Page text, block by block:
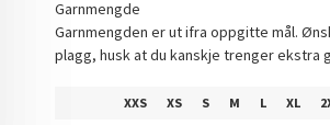
Garnmengde
Garnmengden er ut ifra oppgitte mål.
plagg, husk at du kanskje trenger ekstra
XXS XS S M L XL